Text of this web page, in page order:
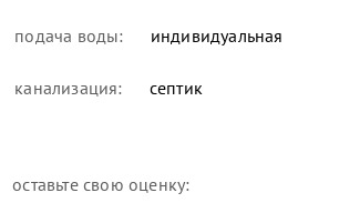
подача воды: индивидуальная
канализация: септик
оставьте свою оценку: